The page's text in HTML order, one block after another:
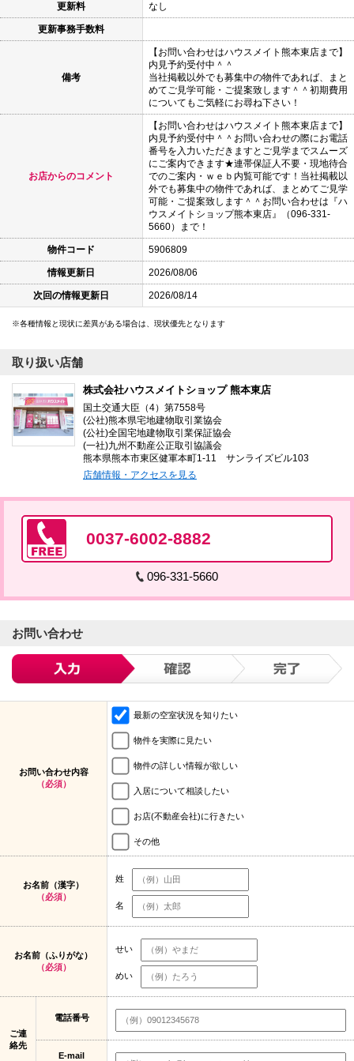
更新料 なし
更新事務手数料
備考
【お問い合わせはハウスメイト熊本東店まで】
内見予約受付中＾＾
当社掲載以外でも募集中の物件であれば、まと
めてご見学可能・ご提案致します＾＾初期費用
についてもご気軽にお尋ね下さい！
お店からのコメント
【お問い合わせはハウスメイト熊本東店まで】
内見予約受付中＾＾お問い合わせの際にお電話
番号を入力いただきますとご見学までスムーズ
にご案内できます★連帯保証人不要・現地待合
でのご案内・ｗｅｂ内覧可能です！当社掲載以
外でも募集中の物件であれば、まとめてご見学
可能・ご提案致します＾＾お問い合わせは『ハ
ウスメイトショップ熊本東店』（096-331-
5660）まで！
物件コード 5906809
情報更新日 2026/08/06
次回の情報更新日 2026/08/14
各種情報と現状に差異がある場合は、現状優先となります
取り扱い店舗
株式会社ハウスメイトショップ 熊本東店
国土交通大臣（4）第7558号
(公社)熊本県宅地建物取引業協会
(公社)全国宅地建物取引業保証協会
(一社)九州不動産公正取引協議会
熊本県熊本市東区健軍本町1-11 サンライズビル103
店舗情報・アクセスを見る
0037-6002-8882
096-331-5660
お問い合わせ
お問い合わせ内容
（必須）
最新の空室状況を知りたい
物件を実際に見たい
物件の詳しい情報が欲しい
入居について相談したい
お店(不動産会社)に行きたい
その他
お名前（漢字）
（必須）
姓
名
お名前（ふりがな）
（必須）
せい
めい
ご連
絡先
電話番号
E-mail